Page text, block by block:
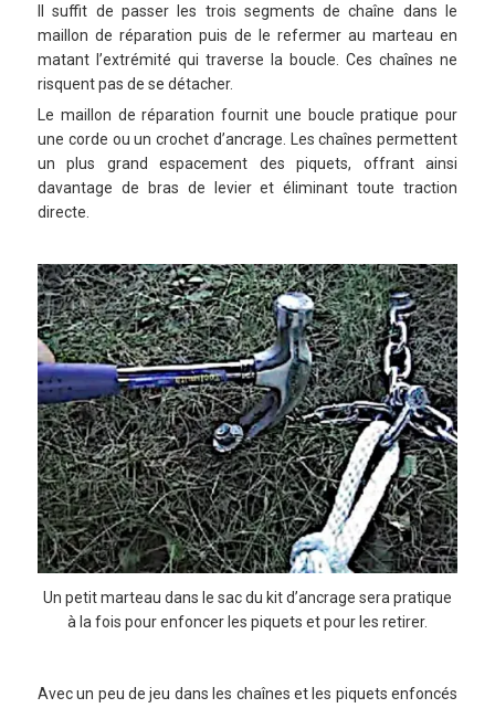
Il suffit de passer les trois segments de chaîne dans le
maillon de réparation puis de le refermer au marteau en
matant l’extrémité qui traverse la boucle. Ces chaînes ne
risquent pas de se détacher.
Le maillon de réparation fournit une boucle pratique pour
une corde ou un crochet d’ancrage. Les chaînes permettent
un plus grand espacement des piquets, offrant ainsi
davantage de bras de levier et éliminant toute traction
directe.
Un petit marteau dans le sac du kit d’ancrage sera pratique
à la fois pour enfoncer les piquets et pour les retirer.
Avec un peu de jeu dans les chaînes et les piquets enfoncés